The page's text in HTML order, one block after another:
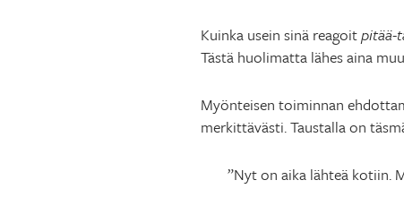
Kuinka usein sinä reagoitpitää-
Tästä huolimatta lähes aina
Myönteisen toiminnan
merkittävästi. Taustalla on
”Nyt on aika lähteä kotiin.